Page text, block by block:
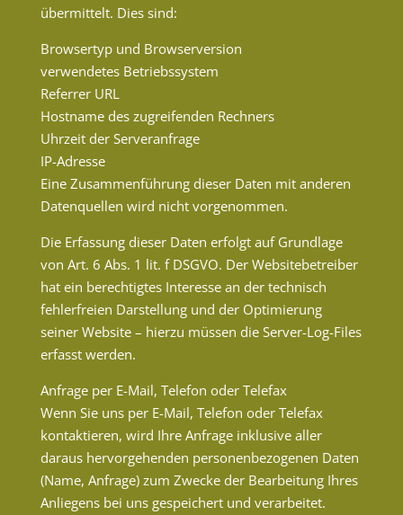
übermittelt. Dies sind:
Browsertyp und Browserversion
verwendetes Betriebssystem
Referrer URL
Hostname des zugreifenden Rechners
Uhrzeit der Serveranfrage
IP-Adresse
Eine Zusammenführung dieser Daten mit anderen
Datenquellen wird nicht vorgenommen.
Die Erfassung dieser Daten erfolgt auf Grundlage
von Art. 6 Abs. 1 lit. f DSGVO. Der Websitebetreiber
hat ein berechtigtes Interesse an der technisch
fehlerfreien Darstellung und der Optimierung
seiner Website – hierzu müssen die Server-Log-Files
erfasst werden.
Anfrage per E-Mail, Telefon oder Telefax
Wenn Sie uns per E-Mail, Telefon oder Telefax
kontaktieren, wird Ihre Anfrage inklusive aller
daraus hervorgehenden personenbezogenen Daten
(Name, Anfrage) zum Zwecke der Bearbeitung Ihres
Anliegens bei uns gespeichert und verarbeitet.